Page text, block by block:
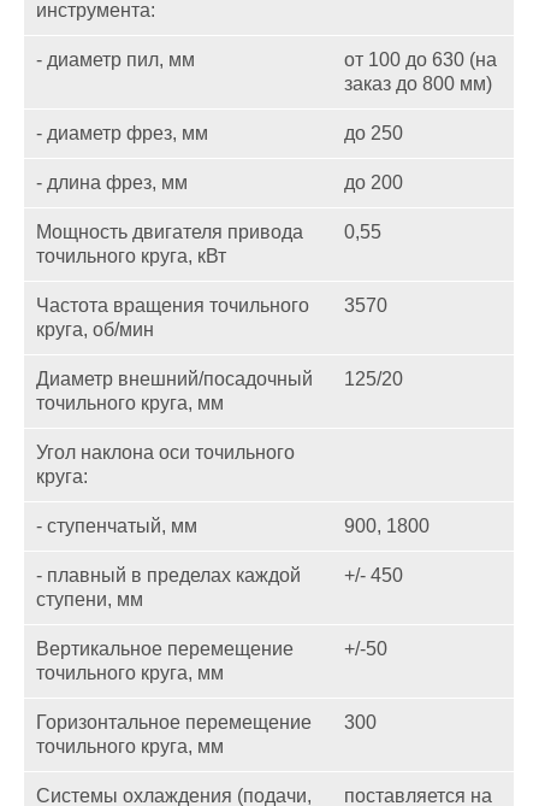
инструмента:
- диаметр пил, мм
от 100 до 630 (на
заказ до 800 мм)
- диаметр фрез, мм до 250
- длина фрез, мм до 200
Мощность двигателя привода
точильного круга, кВт
0,55
Частота вращения точильного
круга, об/мин
3570
Диаметр внешний/посадочный
точильного круга, мм
125/20
Угол наклона оси точильного
круга:
- ступенчатый, мм 900, 1800
- плавный в пределах каждой
ступени, мм
+/- 450
Вертикальное перемещение
точильного круга, мм
+/-50
Горизонтальное перемещение
точильного круга, мм
300
Системы охлаждения (подачи, поставляется на